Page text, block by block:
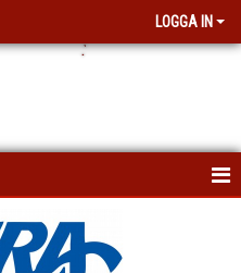
LOGGA IN
.`